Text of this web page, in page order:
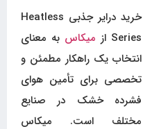
خرید درایر جذبی Heatless
Series از
میکاس به معنای
انتخاب یک راهکار مطمئن و
تخصصی برای تأمین هوای
فشرده خشک در صنایع
مختلف است. میکاس